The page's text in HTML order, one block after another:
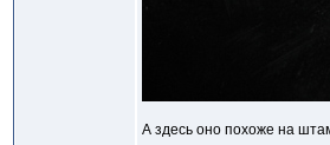
А здесь оно похоже на